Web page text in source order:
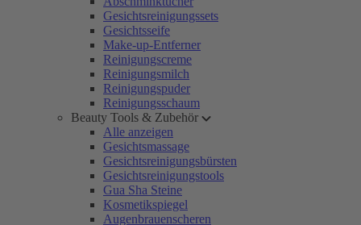
Gesichtsreinigungssets
Gesichtsseife
Make-up-Entferner
Reinigungscreme
Reinigungsmilch
Reinigungspuder
Reinigungsschaum
Beauty Tools & Zubehör
Alle anzeigen
Gesichtsmassage
Gesichtsreinigungsbürsten
Gesichtsreinigungstools
Gua Sha Steine
Kosmetikspiegel
Augenbrauenscheren